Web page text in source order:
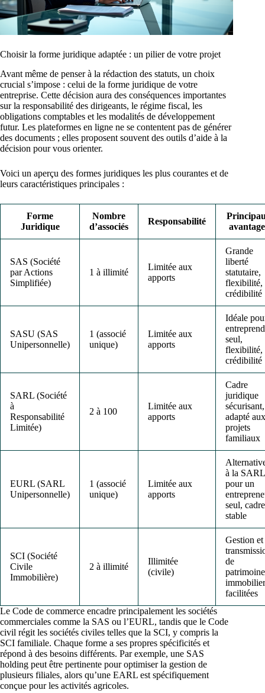
Choisir la forme juridique adaptée : un pilier de votre projet
Avant même de penser à la rédaction des statuts, un choix
crucial s’impose : celui de la forme juridique de votre
entreprise. Cette décision aura des conséquences importantes
sur la responsabilité des dirigeants, le régime fiscal, les
obligations comptables et les modalités de développement
futur. Les plateformes en ligne ne se contentent pas de générer
des documents ; elles proposent souvent des outils d’aide à la
décision pour vous orienter.
Voici un aperçu des formes juridiques les plus courantes et de
leurs caractéristiques principales :
Forme
Juridique
Nombre
d’associés
Responsabilité
SAS (Société
par Actions
Simplifiée)
1 à illimité
Limitée aux
apports
Grande
liberté
statutaire,
flexibilité,
crédibilité
SASU (SAS
Unipersonnelle)
1 (associé
unique)
Limitée aux
apports
Idéale
seul,
flexibilité,
crédibilité
SARL (Société
à
Responsabilité
Limitée)
2 à 100
Limitée aux
apports
Cadre
juridique
sécurisant,
adapté aux
projets
familiaux
EURL (SARL
Unipersonnelle)
1 (associé
unique)
Limitée aux
apports
à la SARL
pour un
seul, cadre
stable
SCI (Société
Civile
Immobilière)
2 à illimité
Illimitée
(civile)
Gestion et
de
patrimoine
immobilier
facilitées
Le Code de commerce encadre principalement les sociétés
commerciales comme la SAS ou l’EURL, tandis que le Code
civil régit les sociétés civiles telles que la SCI, y compris la
SCI familiale. Chaque forme a ses propres spécificités et
répond à des besoins différents. Par exemple, une SAS
holding peut être pertinente pour optimiser la gestion de
plusieurs filiales, alors qu’une EARL est spécifiquement
conçue pour les activités agricoles.